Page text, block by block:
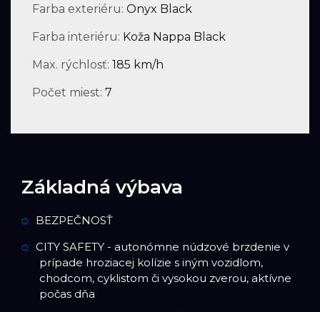
Farba exteriéru: Onyx Black
Farba interiéru: Koža Nappa Black
Max. rýchlosť: 185 km/h
Počet miest: 7
Základná výbava
BEZPEČNOSŤ
CITY SAFETY - autonómne núdzové brzdenie v
prípade hroziacej kolízie s iným vozidlom,
chodcom, cyklistom či vysokou zverou, aktívne
počas dňa